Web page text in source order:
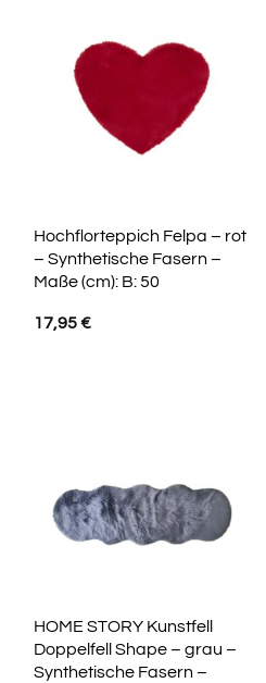
Hochflorteppich Felpa – rot
– Synthetische Fasern –
Maße (cm): B: 50
17,95€
HOME STORY Kunstfell
Doppelfell Shape – grau –
Synthetische Fasern –